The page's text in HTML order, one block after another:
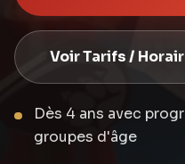
Voir Tarifs /
Dès 4 ans avec
groupes d'âge